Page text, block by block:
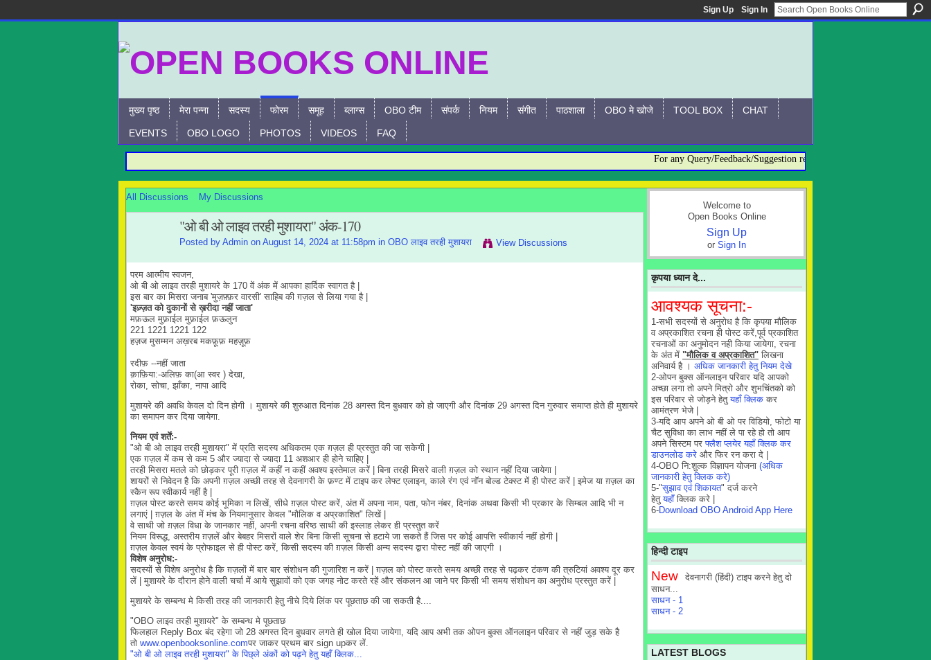
Sign Up Sign In
मुख्य पृष्ठ मेरा पन्ना सदस्य फोरम समूह ब्लाग्स OBO टीम संपर्क नियम संगीत पाठशाला OBO मे खोजे TOOL BOX CHAT
EVENTS OBO LOGO PHOTOS VIDEOS FAQ
For any Query/Feedback/Suggestion related to OBO, please contact:-
All Discussions My Discussions
"ओ बी ओ लाइव तरही मुशायरा" अंक-170
Posted by Admin on August 14, 2024 at 11:58pm in OBO लाइव तरही मुशायरा View Discussions
परम आत्मीय स्वजन,
ओ बी ओ लाइव तरही मुशायरे के 170 वें अंक में आपका हार्दिक स्वागत है |
इस बार का मिसरा जनाब 'मुज़फ़्फ़र वारसी' साहिब की ग़ज़ल से लिया गया है |
'इज़्ज़त को दुकानों से ख़रीदा नहीं जाता'
मफ़ऊल मुफ़ाईल मुफ़ाईल फ़ऊलुन
221 1221 1221 122
हज़ज मुसम्मन अख़रब मकफ़ूफ़ महज़ूफ़
रदीफ़ --नहीं जाता
क़ाफ़िया:-अलिफ़ का(आ स्वर ) देखा,
रोका, सोचा, झाँका, नापा आदि
मुशायरे की अवधि केवल दो दिन होगी । मुशायरे की शुरुआत दिनांक 28 अगस्त दिन बुधवार को हो जाएगी और दिनांक 29 अगस्त दिन गुरुवार समाप्त होते ही मुशायरे
का समापन कर दिया जायेगा.
नियम एवं शर्तें:-
"ओ बी ओ लाइव तरही मुशायरा" में प्रति सदस्य अधिकतम एक ग़ज़ल ही प्रस्तुत की जा सकेगी |
एक ग़ज़ल में कम से कम 5 और ज्यादा से ज्यादा 11 अशआर ही होने चाहिए |
तरही मिसरा मतले को छोड़कर पूरी ग़ज़ल में कहीं न कहीं अवश्य इस्तेमाल करें | बिना तरही मिसरे वाली ग़ज़ल को स्थान नहीं दिया जायेगा |
शायरों से निवेदन है कि अपनी ग़ज़ल अच्छी तरह से देवनागरी के फ़ण्ट में टाइप कर लेफ्ट एलाइन, काले रंग एवं नॉन बोल्ड टेक्स्ट में ही पोस्ट करें | इमेज या ग़ज़ल का
स्कैन रूप स्वीकार्य नहीं है |
ग़ज़ल पोस्ट करते समय कोई भूमिका न लिखें, सीधे ग़ज़ल पोस्ट करें, अंत में अपना नाम, पता, फोन नंबर, दिनांक अथवा किसी भी प्रकार के सिम्बल आदि भी न
लगाएं | ग़ज़ल के अंत में मंच के नियमानुसार केवल "मौलिक व अप्रकाशित" लिखें |
वे साथी जो ग़ज़ल विधा के जानकार नहीं, अपनी रचना वरिष्ठ साथी की इस्लाह लेकर ही प्रस्तुत करें
नियम विरूद्ध, अस्तरीय ग़ज़लें और बेबहर मिसरों वाले शेर बिना किसी सूचना से हटाये जा सकते हैं जिस पर कोई आपत्ति स्वीकार्य नहीं होगी |
ग़ज़ल केवल स्वयं के प्रोफाइल से ही पोस्ट करें, किसी सदस्य की ग़ज़ल किसी अन्य सदस्य द्वारा पोस्ट नहीं की जाएगी ।
विशेष अनुरोध:-
सदस्यों से विशेष अनुरोध है कि ग़ज़लों में बार बार संशोधन की गुजारिश न करें | ग़ज़ल को पोस्ट करते समय अच्छी तरह से पढ़कर टंकण की त्रुटियां अवश्य दूर कर
लें | मुशायरे के दौरान होने वाली चर्चा में आये सुझावों को एक जगह नोट करते रहें और संकलन आ जाने पर किसी भी समय संशोधन का अनुरोध प्रस्तुत करें |
मुशायरे के सम्बन्ध मे किसी तरह की जानकारी हेतु नीचे दिये लिंक पर पूछताछ की जा सकती है....
"OBO लाइव तरही मुशायरे" के सम्बन्ध मे पूछताछ
फिलहाल Reply Box बंद रहेगा जो 28 अगस्त दिन बुधवार लगते ही खोल दिया जायेगा, यदि आप अभी तक ओपन बुक्स ऑनलाइन परिवार से नहीं जुड़ सके है
तो www.openbooksonline.comपर जाकर प्रथम बार sign upकर लें.
"ओ बी ओ लाइव तरही मुशायरा" के पिछ्ले अंकों को पढ़ने हेतु यहाँ क्लिक...
Welcome to
Open Books Online
Sign Up
or Sign In
कृपया ध्यान दे...
आवश्यक सूचना:-
1-सभी सदस्यों से अनुरोध है कि कृपया मौलिक
व अप्रकाशित रचना ही पोस्ट करें,पूर्व प्रकाशित
रचनाओं का अनुमोदन नही किया जायेगा, रचना
के अंत में "मौलिक व अप्रकाशित" लिखना
अनिवार्य है । अधिक जानकारी हेतु नियम देखे
2-ओपन बुक्स ऑनलाइन परिवार यदि आपको
अच्छा लगा तो अपने मित्रो और शुभचिंतको को
इस परिवार से जोड़ने हेतुयहाँ क्लिक कर
आमंत्रण भेजे |
3-यदि आप अपने ओ बी ओ पर विडियो, फोटो या
चैट सुविधा का लाभ नहीं ले पा रहे हो तो आप
अपने सिस्टम परफ्लैश प्लयेर यहाँ क्लिक कर
डाउनलोड करे और फिर रन करा दे |
4-OBO नि:शुल्क विज्ञापन योजना (अधिक
जानकारी हेतु क्लिक करे)
5-"सुझाव एवं शिकायत" दर्ज करने
हेतुयहाँक्लिक करे |
6-Download OBO Android App Here
हिन्दी टाइप
New
देवनागरी (हिंदी) टाइप करने हेतु दो
साधन...
साधन - 1
साधन - 2
LATEST BLOGS